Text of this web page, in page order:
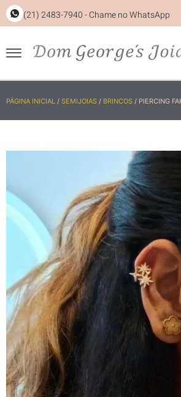
(21) 2483-7940 - Chame no WhatsApp
PÁGINA INICIAL / SEMIJOIAS / BRINCOS / PIERCING